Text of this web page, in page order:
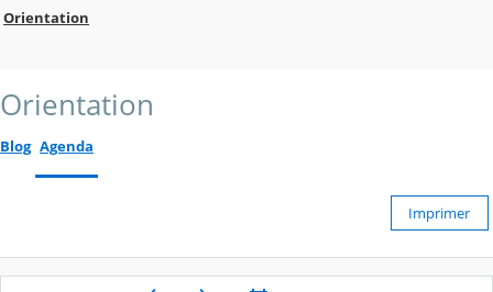
Orientation
Orientation
Blog Agenda
Imprimer